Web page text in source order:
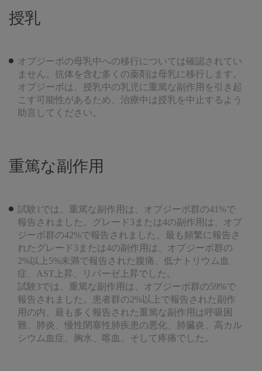
授乳
オプジーボの母乳中への移行については確認されてい
ません。抗体を含む多くの薬剤は母乳に移行します。
オプジーボは、授乳中の乳児に重篤な副作用を引き起
こす可能性があるため、治療中は授乳を中止するよう
助言してください。
重篤な副作用
試験1では、重篤な副作用は、オプジーボ群の41%で
報告されました。グレード3または4の副作用は、オプ
ジーボ群の42%で報告されました。最も頻繁に報告さ
れたグレード3または4の副作用は、オプジーボ群の
2%以上5%未満で報告された腹痛、低ナトリウム血
症、AST上昇、リパーゼ上昇でした。
試験3では、重篤な副作用は、オプジーボ群の59%で
報告されました。患者群の2%以上で報告された副作
用の内、最も多く報告された重篤な副作用は呼吸困
難、肺炎、慢性閉塞性肺疾患の悪化、肺臓炎、高カル
シウム血症、胸水、喀血、そして疼痛でした。